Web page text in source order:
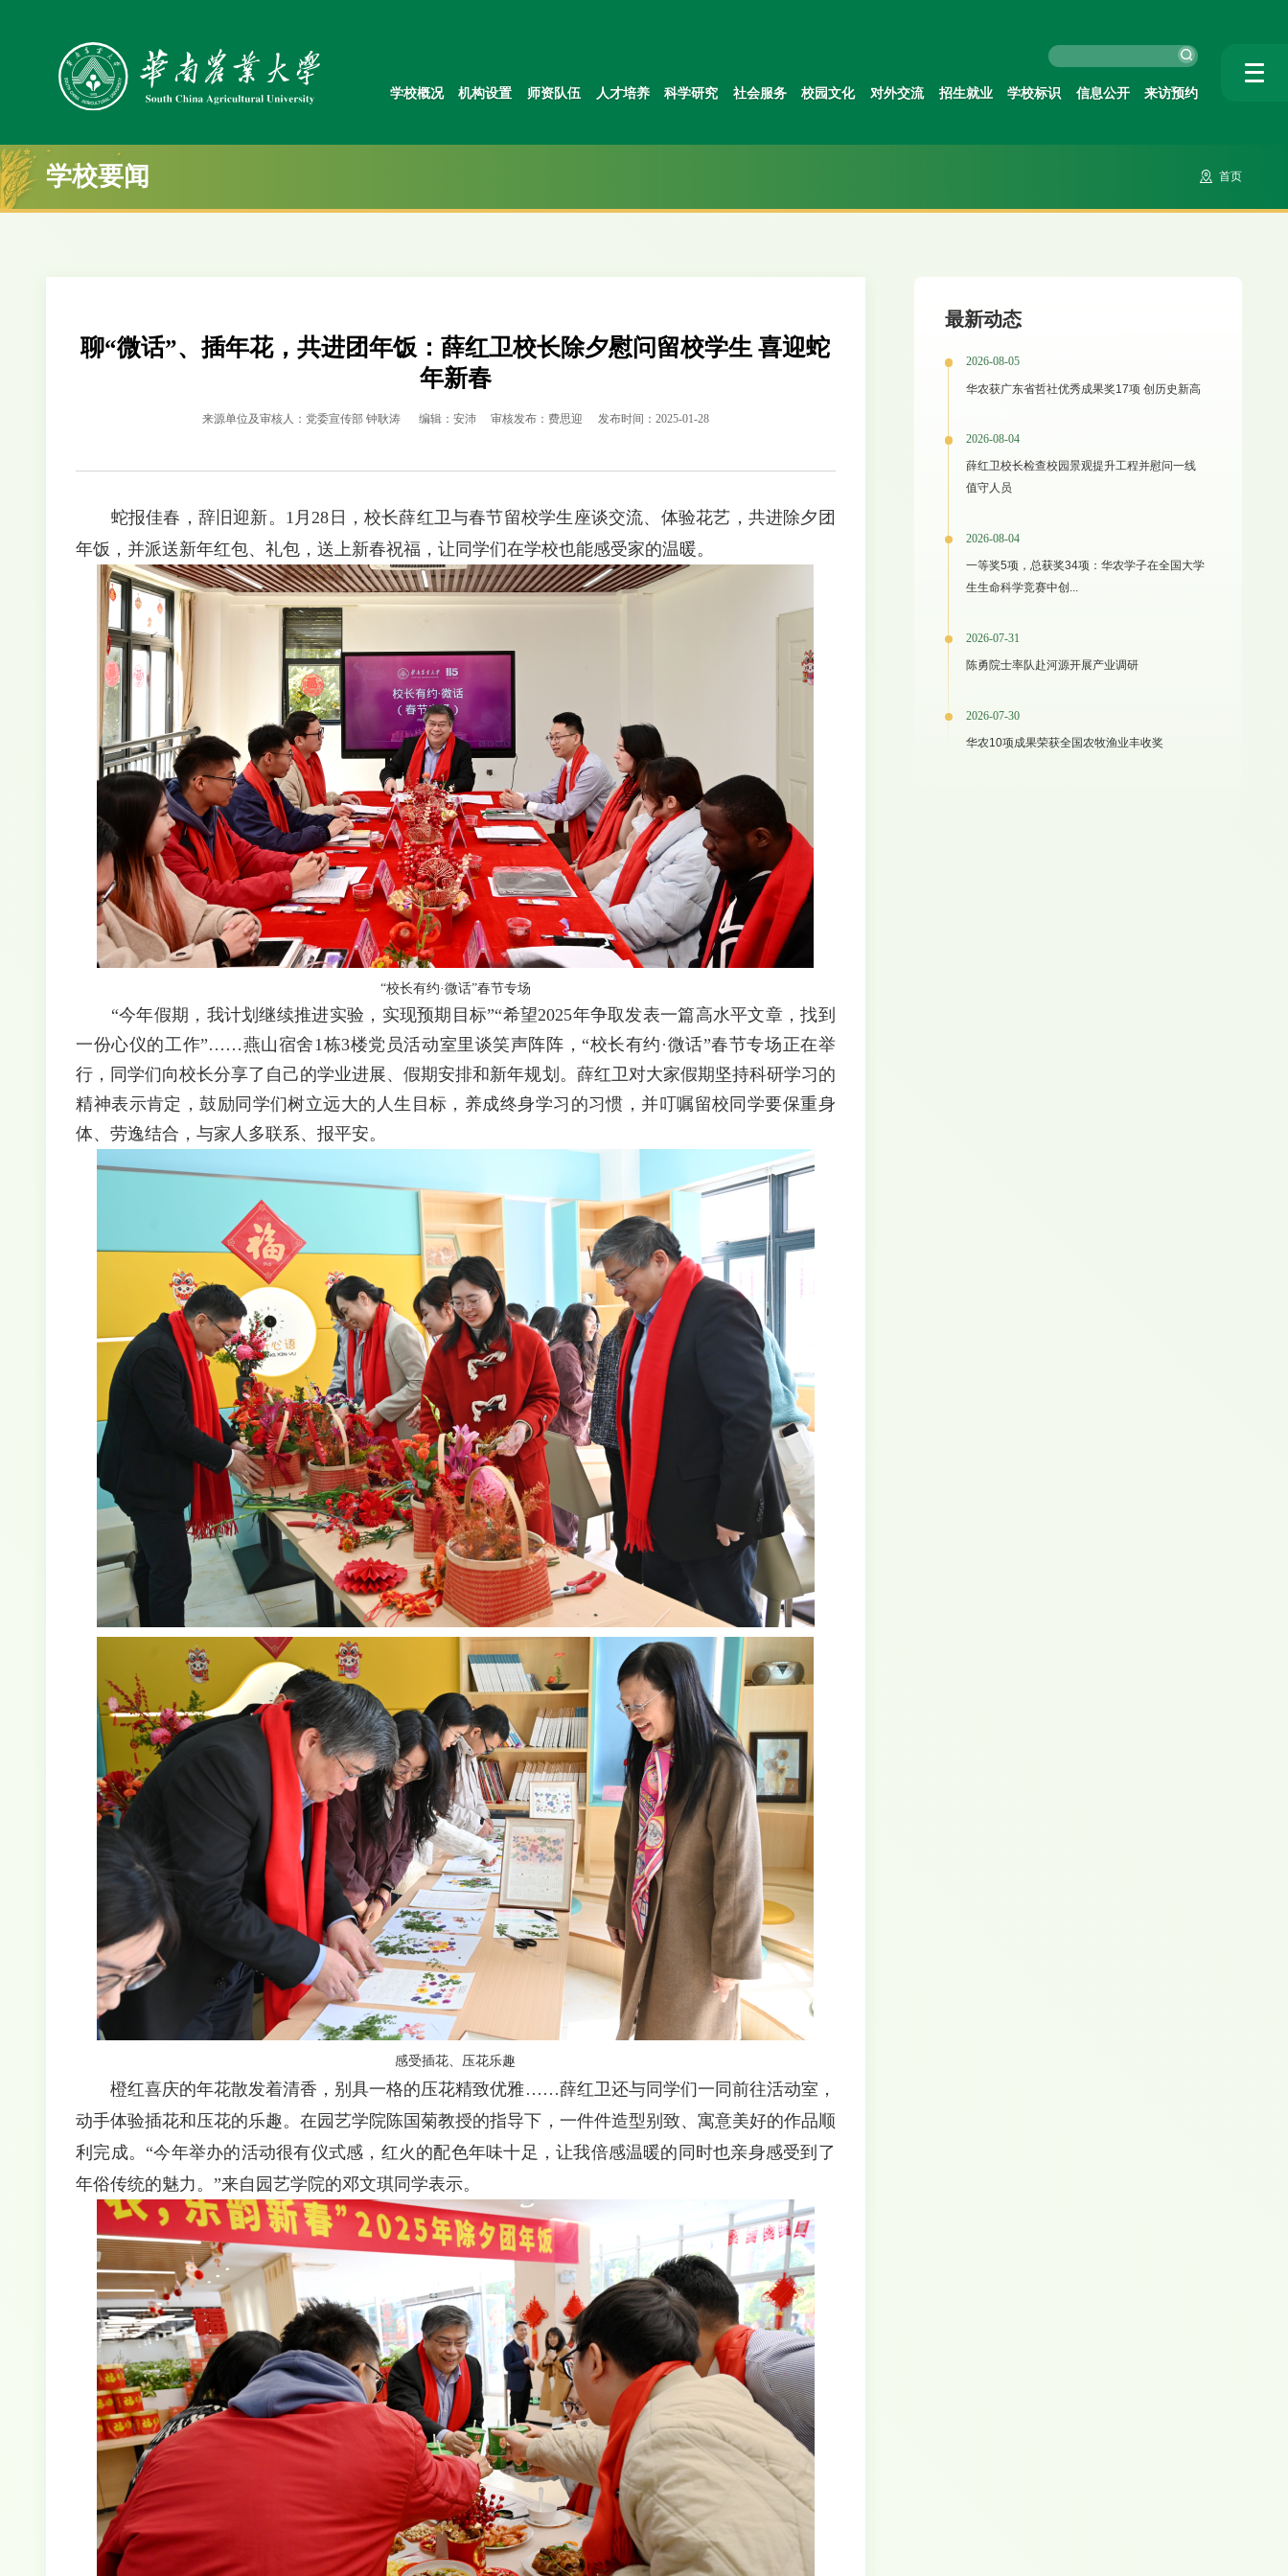
学校概况 机构设置 师资队伍 人才培养 科学研究 社会服务 校园文化 对外交流 招生就业 学校标识 信息公开 来访预约
学校要闻 首页
聊“微话”、插年花，共进团年饭：薛红卫校长除夕慰问留校学生 喜迎蛇
年新春
来源单位及审核人：党委宣传部 钟耿涛 编辑：安沛 审核发布：费思迎 发布时间：2025-01-28
蛇报佳春，辞旧迎新。 1月28日，校长薛红卫与春节留校学生座谈交流、体验花艺，共进除夕团
年饭，并派送新年红包、礼包，送上新春祝福，让同学们在学校也能感受家的温暖。
“校长有约·微话”春节专场
“今年假期，我计划继续推进实验，实现预期目标”“希望2025年争取发表一篇高水平文章，找到
一份心仪的工作”……燕山宿舍1栋3楼党员活动室里谈笑声阵阵，“校长有约·微话”春节专场正在举
行，同学们向校长分享了自己的学业进展、假期安排和新年规划。薛红卫对大家假期坚持科研学习的
精神表示肯定，鼓励同学们树立远大的人生目标，养成终身学习的习惯，并叮嘱留校同学要保重身
体、劳逸结合，与家人多联系、报平安。
感受插花、压花乐趣
橙红喜庆的年花散发着清香，别具一格的压花精致优雅……薛红卫还与同学们一同前往活动室，
动手体验插花和压花的乐趣。在园艺学院陈国菊教授的指导下，一件件造型别致、寓意美好的作品顺
利完成。“今年举办的活动很有仪式感，红火的配色年味十足，让我倍感温暖的同时也亲身感受到了
年俗传统的魅力。”来自园艺学院的邓文琪同学表示。
最新动态
2026-08-05
华农获广东省哲社优秀成果奖17项 创历史新高
2026-08-04
薛红卫校长检查校园景观提升工程并慰问一线
值守人员
2026-08-04
一等奖5项，总获奖34项：华农学子在全国大学
生生命科学竞赛中创...
2026-07-31
陈勇院士率队赴河源开展产业调研
2026-07-30
华农10项成果荣获全国农牧渔业丰收奖